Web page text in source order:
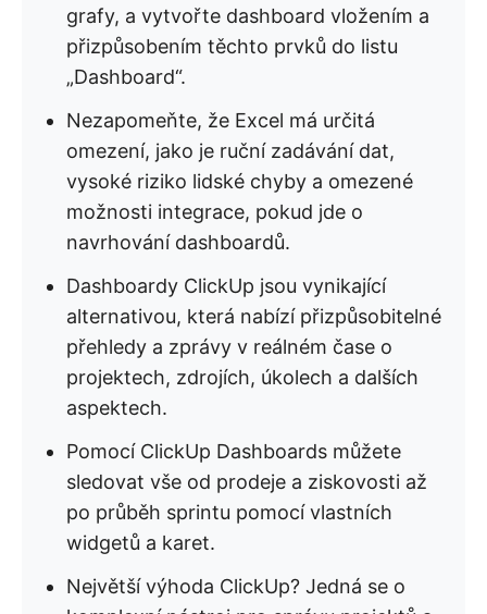
grafy, a vytvořte dashboard vložením a
přizpůsobením těchto prvků do listu
„Dashboard“.
Nezapomeňte, že Excel má určitá
omezení, jako je ruční zadávání dat,
vysoké riziko lidské chyby a omezené
možnosti integrace, pokud jde o
navrhování dashboardů.
Dashboardy ClickUp jsou vynikající
alternativou, která nabízí přizpůsobitelné
přehledy a zprávy v reálném čase o
projektech, zdrojích, úkolech a dalších
aspektech.
Pomocí ClickUp Dashboards můžete
sledovat vše od prodeje a ziskovosti až
po průběh sprintu pomocí vlastních
widgetů a karet.
Největší výhoda ClickUp? Jedná se o